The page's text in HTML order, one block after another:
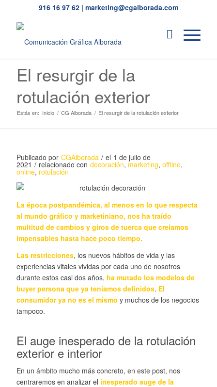
916 16 97 62| marketing@cgalborada.com
El resurgir de la
rotulación exterior
Estás en: Inicio / CG Alborada / El resurgir de la rotulación exterior
Publicado por CGAlborada / el 1 de julio de
2021 / relacionado con decoración, marketing, offline,
online, rotulación
La época postpandémica, al menos en lo que respecta
al mundo gráfico y marketiniano, nos ha traído
multitud de cambios y giros de tuerca que creíamos
impensables hasta hace poco tiempo.
Las restricciones, los nuevos hábitos de vida y las
experiencias vitales vividas por cada uno de nosotros
durante estos casi dos años, ha mutado los modelos de
buyer persona que ya teníamos definidos. El
consumidor ya no es el mismo y muchos de los negocios
tampoco.
El auge inesperado de la rotulación
exterior e interior
En un ámbito mucho más concreto, en este post, nos
centraremos en analizar el inesperado auge de la